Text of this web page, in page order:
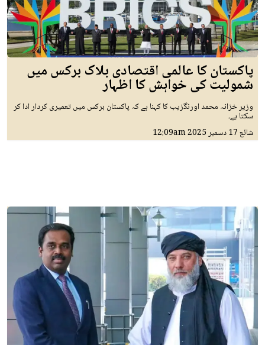
پاکستان کا عالمی اقتصادی بلاک برکس میں
شمولیت کی خواہش کا اظہار
وزیر خزانہ محمد اورنگزیب کا کہنا ہے کہ پاکستان برکس میں تعمیری کردار ادا کر
سکتا ہے۔
شائع17 دسمبر 2025 12:09am